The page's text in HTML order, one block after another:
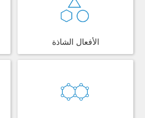
الأفعال الشاذة